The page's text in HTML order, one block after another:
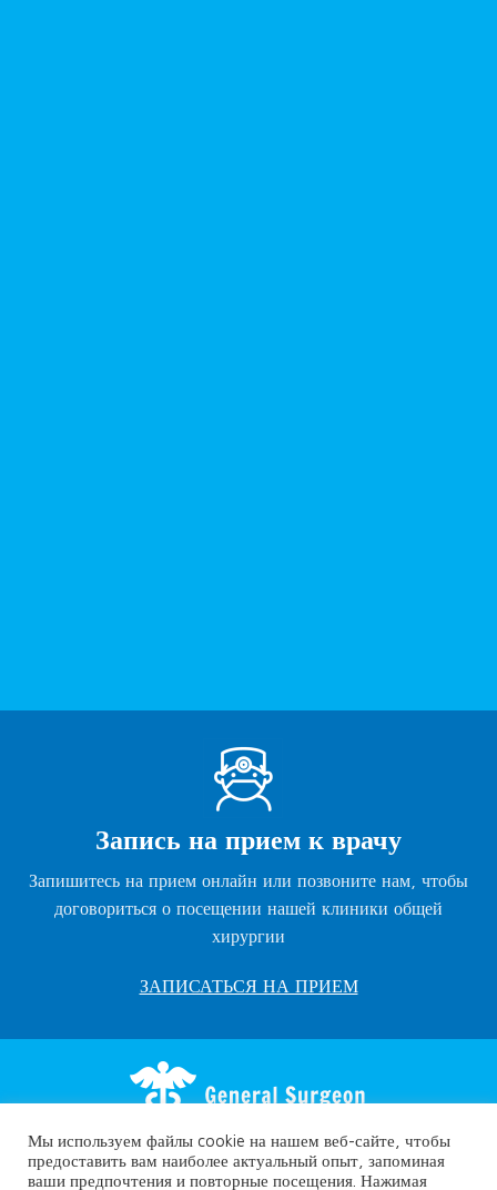
Запись на прием к врачу
Запишитесь на прием онлайн или позвоните нам, чтобы
договориться о посещении нашей клиники общей
хирургии
ЗАПИСАТЬСЯ НА ПРИЕМ
Мы используем файлы cookie на нашем веб-сайте, чтобы
предоставить вам наиболее актуальный опыт, запоминая
ваши предпочтения и повторные посещения. Нажимая